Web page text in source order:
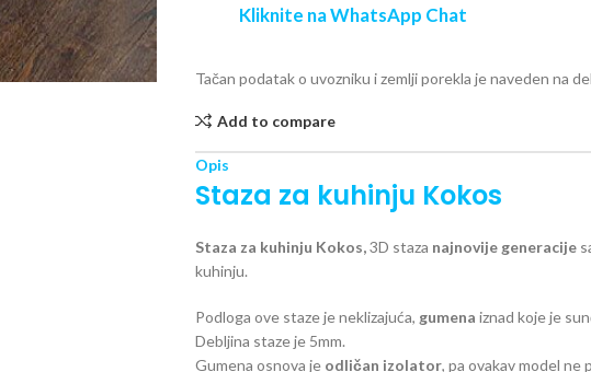
Kliknite na WhatsApp Chat
Tačan podatak o uvozniku i zemlji porekla je naveden na
Add to compare
Opis
Staza za kuhinju Kokos
Staza za kuhinju Kokos,3D staza najnovije generacije
kuhinju.
Podloga ove staze je neklizajuća, gumena iznad koje je
Debljina staze je 5mm.
Gumena osnova je odličan izolator, pa ovakav model